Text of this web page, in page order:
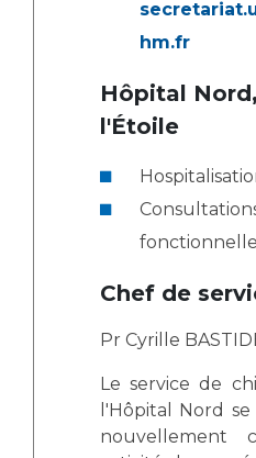
Vos représentants
Les Comités Locaux des
Le projet des usagers
Qualité
Protection des
Fournisseurs
Rôles et missions
Liste des marchés conclus
hm.fr
Hôpital Nord
l'Étoile
Chef de
Pr Cyrille
Le service de
l'Hôpital Nord
nouvellement